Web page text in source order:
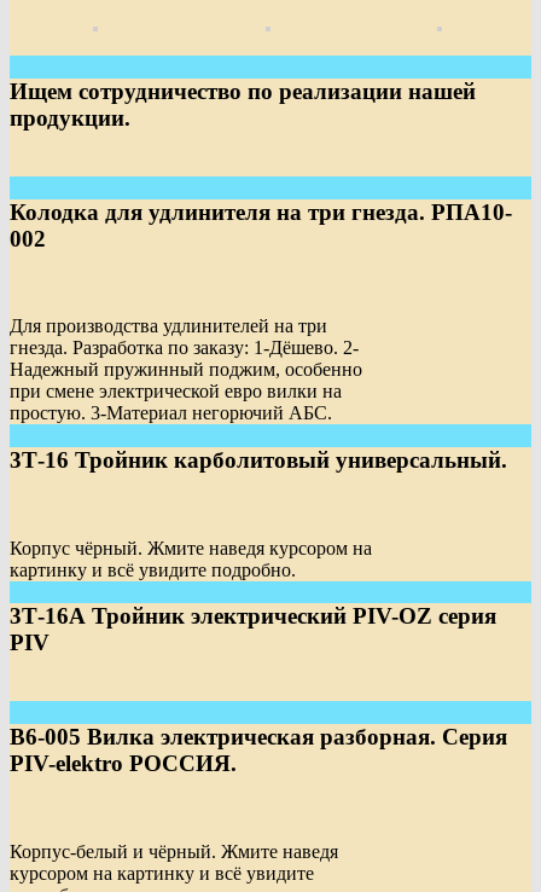
Ищем сотрудничество по реализации нашей
продукции.
Колодка для удлинителя на три гнезда. РПА10-
002
Для производства удлинителей на три
гнезда. Разработка по заказу: 1-Дёшево. 2-
Надежный пружинный поджим, особенно
при смене электрической евро вилки на
простую. 3-Материал негорючий АБС.
3Т-16 Тройник карболитовый универсальный.
Корпус чёрный. Жмите наведя курсором на
картинку и всё увидите подробно.
3Т-16А Тройник электрический PIV-OZ серия
PIV
В6-005 Вилка электрическая разборная. Серия
PIV-elektro РОССИЯ.
Корпус-белый и чёрный. Жмите наведя
курсором на картинку и всё увидите